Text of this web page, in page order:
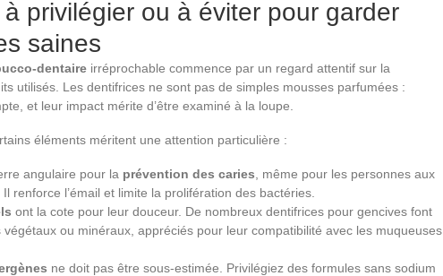
privilégier ou à éviter pour garder
saines
dentaire irréprochable commence par un regard attentif sur la
utilisés. Les dentifrices ne sont pas de simples mousses parfumées :
et leur impact mérite d’être examiné à la loupe.
éléments méritent une attention particulière :
angulaire pour la prévention des caries , même pour les personnes aux
renforce l’émail et limite la prolifération des bactéries.
ont la cote pour leur douceur. De nombreux dentifrices pour gencives font
ou minéraux, appréciés pour leur compatibilité avec les muqueuses
ne doit pas être sous-estimée. Privilégiez des formules sans sodium